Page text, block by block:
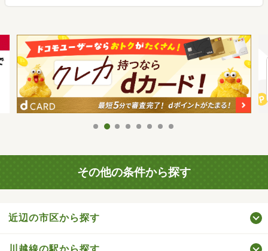
その他の条件から探す
近辺の市区から探す